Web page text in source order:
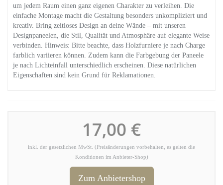
um jedem Raum einen ganz eigenen Charakter zu verleihen. Die
einfache Montage macht die Gestaltung besonders unkompliziert und
kreativ. Bring zeitloses Design an deine Wände – mit unseren
Designpaneelen, die Stil, Qualität und Atmosphäre auf elegante Weise
verbinden. Hinweis: Bitte beachte, dass Holzfurniere je nach Charge
farblich variieren können. Zudem kann die Farbgebung der Paneele
je nach Lichteinfall unterschiedlich erscheinen. Diese natürlichen
Eigenschaften sind kein Grund für Reklamationen.
17,00 €
inkl. der gesetzlichen MwSt. (Preisänderungen vorbehalten, es gelten die
Konditionen im Anbieter-Shop)
Zum Anbietershop